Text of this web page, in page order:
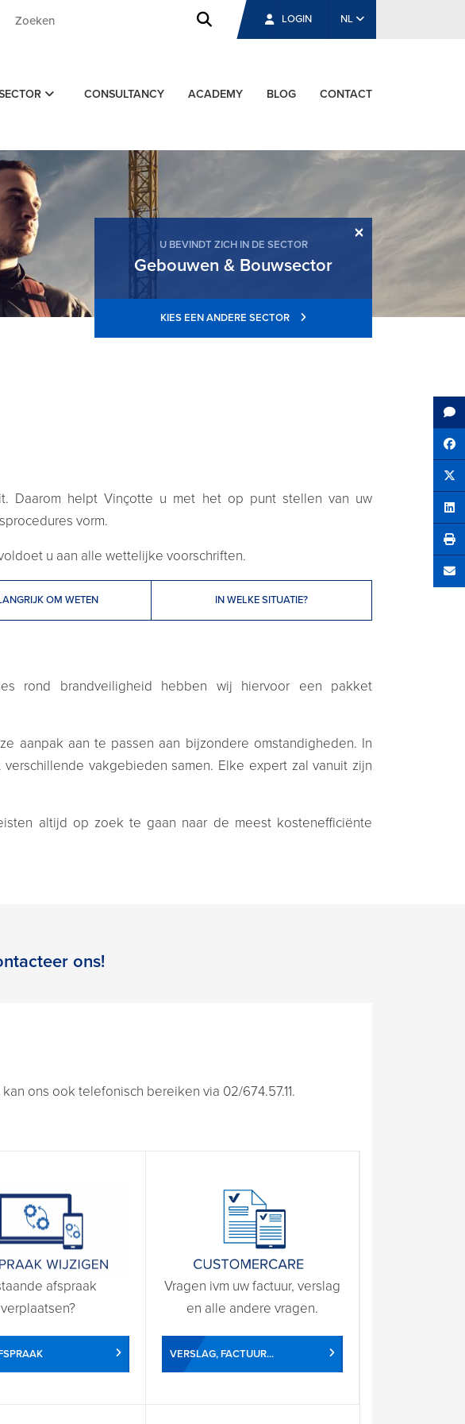
LOGIN NL
CONSULTANCY ACADEMY BLOG CONTACT
×
U BEVINDT ZICH IN DE SECTOR
Gebouwen & Bouwsector
KIES EEN ANDERE SECTOR
Daarom helpt Vinçotte u met het op punt stellen van uw
vorm.
u aan alle wettelijke voorschriften.
OM WETEN IN WELKE SITUATIE?
rond brandveiligheid hebben wij hiervoor een pakket
aanpak aan te passen aan bijzondere omstandigheden. In
vakgebieden samen. Elke expert zal vanuit zijn
altijd op zoek te gaan naar de meest kostenefficiënte
ons!
ons ook telefonisch bereiken via 02/674.57.11.
afspraak
verplaatsen?
Vragen ivm uw factuur, verslag
en alle andere vragen.
VERSLAG, FACTUUR...